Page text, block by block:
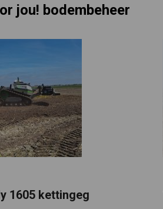
jou! bodembeheer
1605 kettingeg